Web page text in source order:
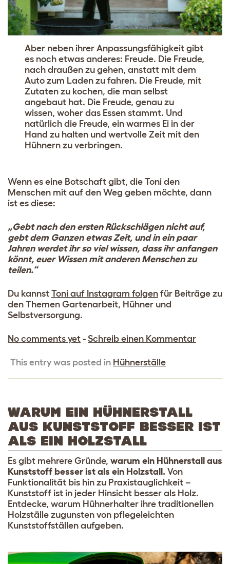
Aber neben ihrer Anpassungsfähigkeit gibt
es noch etwas anderes: Freude. Die Freude,
nach draußen zu gehen, anstatt mit dem
Auto zum Laden zu fahren. Die Freude, mit
Zutaten zu kochen, die man selbst
angebaut hat. Die Freude, genau zu
wissen, woher das Essen stammt. Und
natürlich die Freude, ein warmes Ei in der
Hand zu halten und wertvolle Zeit mit den
Hühnern zu verbringen.
Wenn es eine Botschaft gibt, die Toni den
Menschen mit auf den Weg geben möchte, dann
ist es diese:
„Gebt nach den ersten Rückschlägen nicht auf,
gebt dem Ganzen etwas Zeit, und in ein paar
Jahren werdet ihr so viel wissen, dass ihr anfangen
könnt, euer Wissen mit anderen Menschen zu
teilen.“
Du kannst Toni auf Instagram folgen für Beiträge zu
den Themen Gartenarbeit, Hühner und
Selbstversorgung.
No comments yet - Schreib einen Kommentar
This entry was posted in Hühnerställe
WARUM EIN HÜHNERSTALL
AUS KUNSTSTOFF BESSER IST
ALS EIN HOLZSTALL
Es gibt mehrere Gründe, warum ein Hühnerstall aus
Kunststoff besser ist als ein Holzstall. Von
Funktionalität bis hin zu Praxistauglichkeit –
Kunststoff ist in jeder Hinsicht besser als Holz.
Entdecke, warum Hühnerhalter ihre traditionellen
Holzställe zugunsten von pflegeleichten
Kunststoffställen aufgeben.